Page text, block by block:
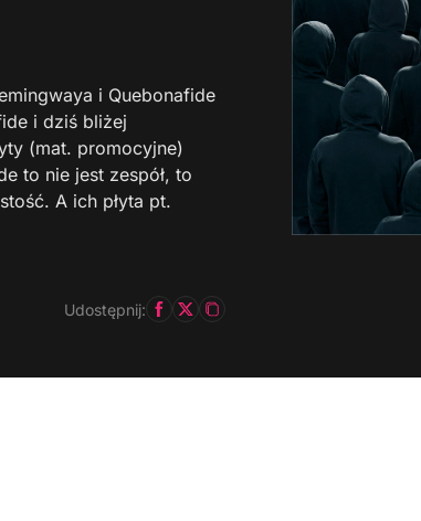
i Quebonafide
i dziś bliżej
(mat. promocyjne)
to nie jest zespół, to
A ich płyta pt.
Udostępnij: